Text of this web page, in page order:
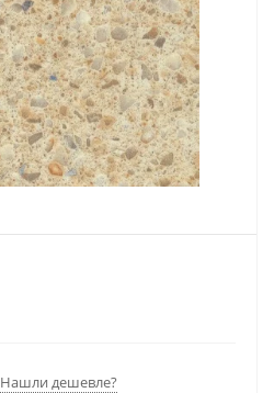
Нашли дешевле?